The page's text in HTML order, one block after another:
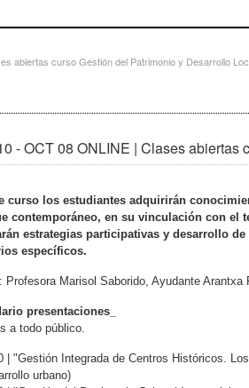
abiertas curso Gestión del Patrimonio y Desarrollo
- OCT 08 ONLINE | Clases
curso los estudiantes adquirirán
contemporáneo, en su vinculación con
estrategias participativas y desarrollo
específicos.
Profesora Marisol Saborido, Ayudante Arantxa
presentaciones_
a todo público.
| "Gestión Integrada de Centros Históricos.
urbano)